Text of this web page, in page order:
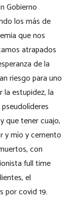
Gobierno
los más de
que nos
atrapados
de la
riesgo para uno
la estupidez, la
que tener cuajo,
y mío y cemento
con
full time
el
por covid 19.